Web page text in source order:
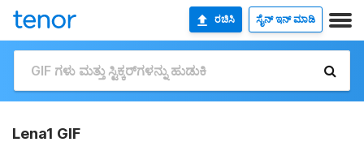
ರಚಿಸಿ ಸೈನ್ ಇನ್ ಮಾಡಿ
Lena1 GIF